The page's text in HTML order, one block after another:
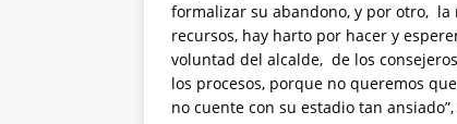
formalizar su abandono, y por otro, la
recursos, hay harto por hacer y
voluntad del alcalde, de los
los procesos, porque no queremos
no cuente con su estadio tan